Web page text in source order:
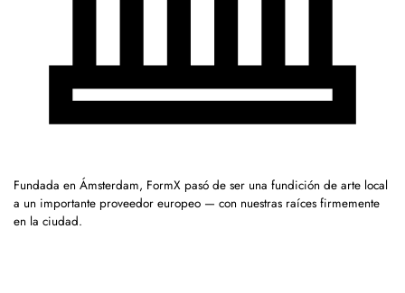
Fundada en Ámsterdam, FormX pasó de ser una fundición de arte local
a un importante proveedor europeo — con nuestras raíces firmemente
en la ciudad.